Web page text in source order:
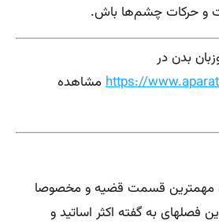
و حرکات چشم‌ها باش.
بدن در
https://مشاهده
مهمترین قسمت قضیه و مخصوصا
فصلهای به گفته اکثر اساتید و